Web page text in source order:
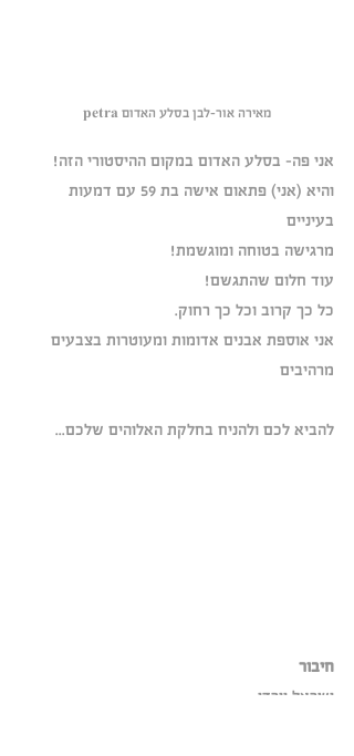
מאירה אור-לבן בסלע האדום petra
אני פה- בסלע האדום במקום ההיסטורי הזה!
והיא (אני) פתאום אישה בת 59 עם דמעות
בעיניים
מרגישה בטוחה ומוגשמת!
עוד חלום שהתגשם!
כל כך קרוב וכל כך רחוק.
אני אוספת אבנים אדומות ומעוטרות בצבעים
מרהיבים
להביא לכם ולהניח בחלקת האלוהים שלכם...
חיבור
ישראל וירדן-